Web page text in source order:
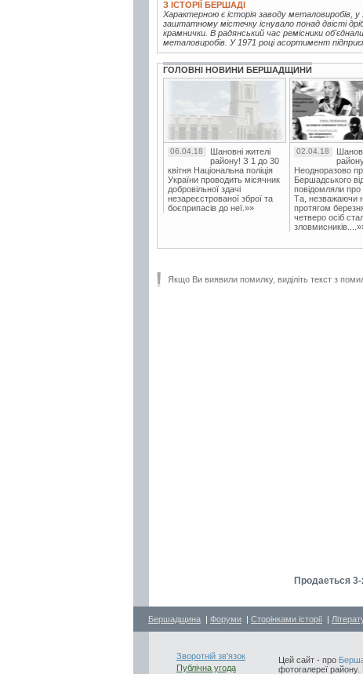
З ІСТОРІЇ БЕРШАДІ
Характерною є історія заводу металовиробів,
заштатному містечку існувало понад двісті
крамнички. В радянський час ремісники
металовиробів. У 1971 році асортимент
ГОЛОВНІ НОВИНИ БЕРШАДЩИНИ
06.04.18
Шановні жителі
району! З 1 до 30
квітня Національна поліція
України проводить місячник
добровільної здачі
незареєстрованої зброї та
боєприпасів до неї.»»
02.04.18
Неодноразово
Бершадського
повідомляли про
Та, незважаючи
протягом
четверо осіб
Якщо Ви виявили помилку, виділіть текст з
Продаеться
Бершадщина | Форуми | Сторінками історії |
Зворотній зв'язок
Публічна угода
Цей сайт - про
фотогалереї району.